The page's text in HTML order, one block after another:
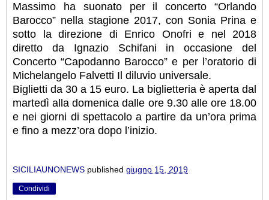
Massimo ha suonato per il concerto “Orlando
Barocco” nella stagione 2017, con Sonia Prina e
sotto la direzione di Enrico Onofri e nel 2018
diretto da Ignazio Schifani in occasione del
Concerto “Capodanno Barocco” e per l’oratorio di
Michelangelo Falvetti Il diluvio universale.
Biglietti da 30 a 15 euro. La biglietteria è aperta dal
martedì alla domenica dalle ore 9.30 alle ore 18.00
e nei giorni di spettacolo a partire da un’ora prima
e fino a mezz’ora dopo l’inizio.
SICILIAUNONEWS published giugno 15, 2019
Condividi